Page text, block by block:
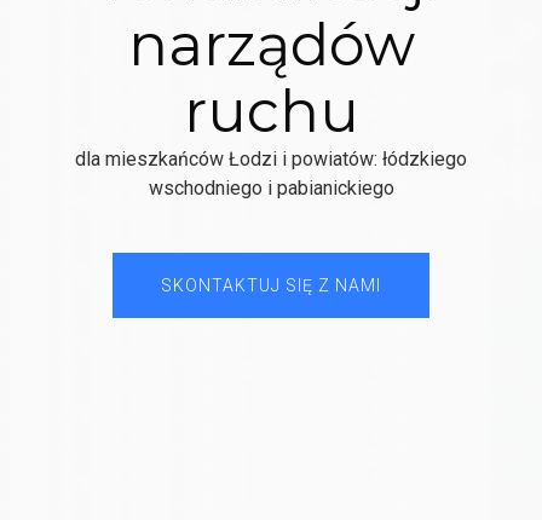
narządów
ruchu
dla mieszkańców Łodzi i powiatów: łódzkiego
wschodniego i pabianickiego
SKONTAKTUJ SIĘ Z NAMI